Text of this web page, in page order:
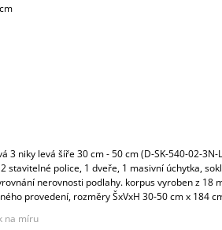
3 niky levá šíře 30 cm - 50 cm (D-SK-540-02-3N-
stavitelné police, 1 dveře, 1 masivní úchytka,
nerovnosti podlahy. korpus vyroben z 18
provedení, rozměry ŠxVxH 30-50 cm x 184